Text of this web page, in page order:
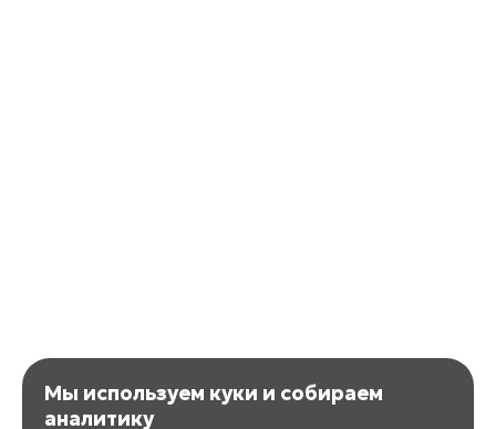
Мы используем куки и собираем
аналитику